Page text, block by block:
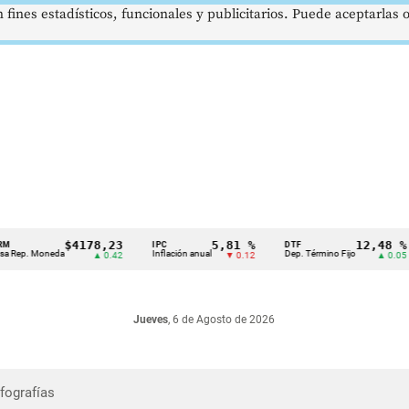
Moneda
$4178,23
▲ 0.42 Inflación anual
5,81 %
▼ 0.12
DTF
Dep. Término Fijo
12,48 %
▲ 0.05
Jueves, 6 de Agosto de 2026
estadísticos, funcionales y publicitarios. Puede aceptarlas